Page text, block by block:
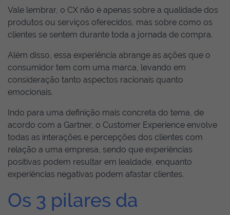
Vale lembrar, o CX não é apenas sobre a qualidade dos
produtos ou serviços oferecidos, mas sobre como os
clientes se sentem durante toda a jornada de compra.
Além disso, essa experiência abrange as ações que o
consumidor tem com uma marca, levando em
consideração tanto aspectos racionais quanto
emocionais.
Indo para uma definição mais concreta do tema, de
acordo com a Gartner, o Customer Experience envolve
todas as interações e percepções dos clientes com
relação a uma empresa, sendo que experiências
positivas podem resultar em lealdade, enquanto
experiências negativas podem afastar clientes.
Os 3 pilares da